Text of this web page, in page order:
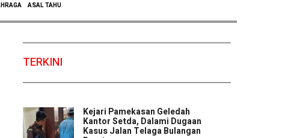
ASAL TAHU
TERKINI
Kejari Pamekasan Geledah
Kantor Setda, Dalami Dugaan
Kasus Jalan Telaga Bulangan